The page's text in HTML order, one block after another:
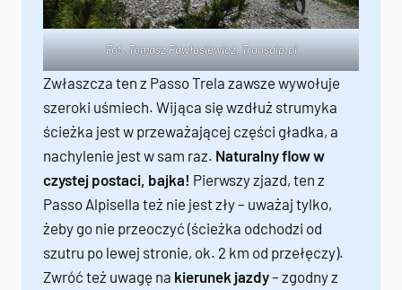
Fot. Tomasz Pawłusiewicz,Transalp.pl
Zwłaszcza ten z Passo Trela zawsze wywołuje
szeroki uśmiech. Wijąca się wzdłuż strumyka
ścieżka jest w przeważającej części gładka, a
nachylenie jest w sam raz. Naturalny flow w
czystej postaci, bajka! Pierwszy zjazd, ten z
Passo Alpisella też nie jest zły – uważaj tylko,
żeby go nie przeoczyć (ścieżka odchodzi od
szutru po lewej stronie, ok. 2 km od przełęczy).
Zwróć też uwagę na kierunek jazdy– zgodny z